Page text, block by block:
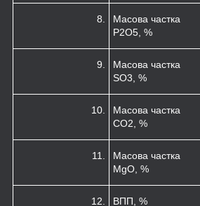
8.
Масова частка
P2O5 , %
9.
Масова частка
SO3 , %
10.
Масова частка
CO2 , %
11.
Масова частка
MgO, %
12. ВПП, %